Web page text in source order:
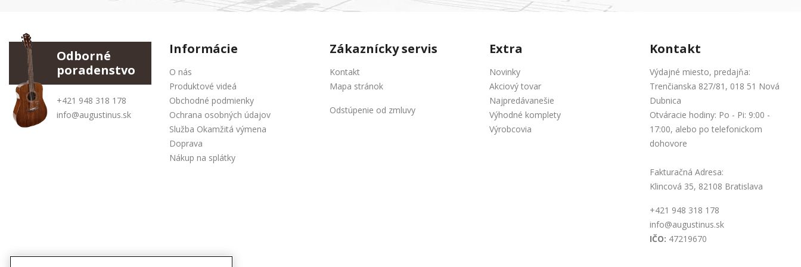
Odborné
poradenstvo
+421 948 318 178
info@augustinus.sk
Informácie
O nás
Produktové videá
Obchodné podmienky
Ochrana osobných údajov
Služba Okamžitá výmena
Doprava
Nákup na splátky
Zákaznícky servis
Kontakt
Mapa stránok
Odstúpenie od zmluvy
Extra
Novinky
Akciový tovar
Najpredávanešie
Výhodné komplety
Výrobcovia
Kontakt
Výdajné miesto, predajňa:
Trenčianska 827/81, 018 51 Nová
Dubnica
Otváracie hodiny: Po - Pi: 9:00 -
17:00, alebo po telefonickom
dohovore
Fakturačná Adresa:
Klincová 35, 82108 Bratislava
+421 948 318 178
info@augustinus.sk
IČO: 47219670